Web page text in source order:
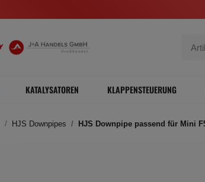
KATALYSATOREN KLAPPENSTEUERUNG
HJS Downpipes HJS Downpipe passend für Mini